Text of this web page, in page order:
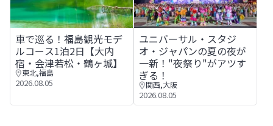
車で巡る！福島観光モデルコース1泊2日【大内宿・会津若
車で巡る！福島観光モデ
ルコース1泊2日【大内
宿・会津若松・鶴ヶ城】
東北,福島
2026.08.05
ユニバーサル・スタジオ・ジ
ユニバーサル・スタジ
オ・ジャパンの夏の夜が
一新！"夜祭り"がアツす
ぎる！
関西,大阪
2026.08.05